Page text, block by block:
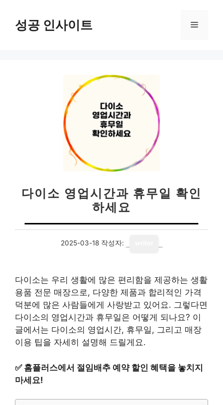
성공 인사이트 메
다이소 영업시간과 휴무일 확인
하세요
2025-03-18 작성자:
다이소는 우리 생활에 많은 편리함을 제공하는 생활
용품 전문 매장으로, 다양한 제품과 합리적인 가격
덕분에 많은 사람들에게 사랑받고 있어요. 그렇다면
다이소의 영업시간과 휴무일은 어떻게 되나요? 이
글에서는 다이소의 영업시간, 휴무일, 그리고 매장
이용 팁을 자세히 설명해 드릴게요.
✅ 홈플러스에서 절임배추 예약 할인 혜택을 놓치지
마세요!